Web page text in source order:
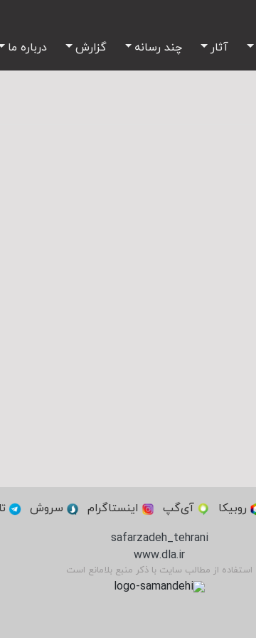
آثار چند رسانه گزارش درباره ما
روبیکا آی‌گپ اینستاگرام سروش
safarzadeh_tehrani
www.dla.ir
استفاده از مطالب سایت با ذکر منبع بلامانع است